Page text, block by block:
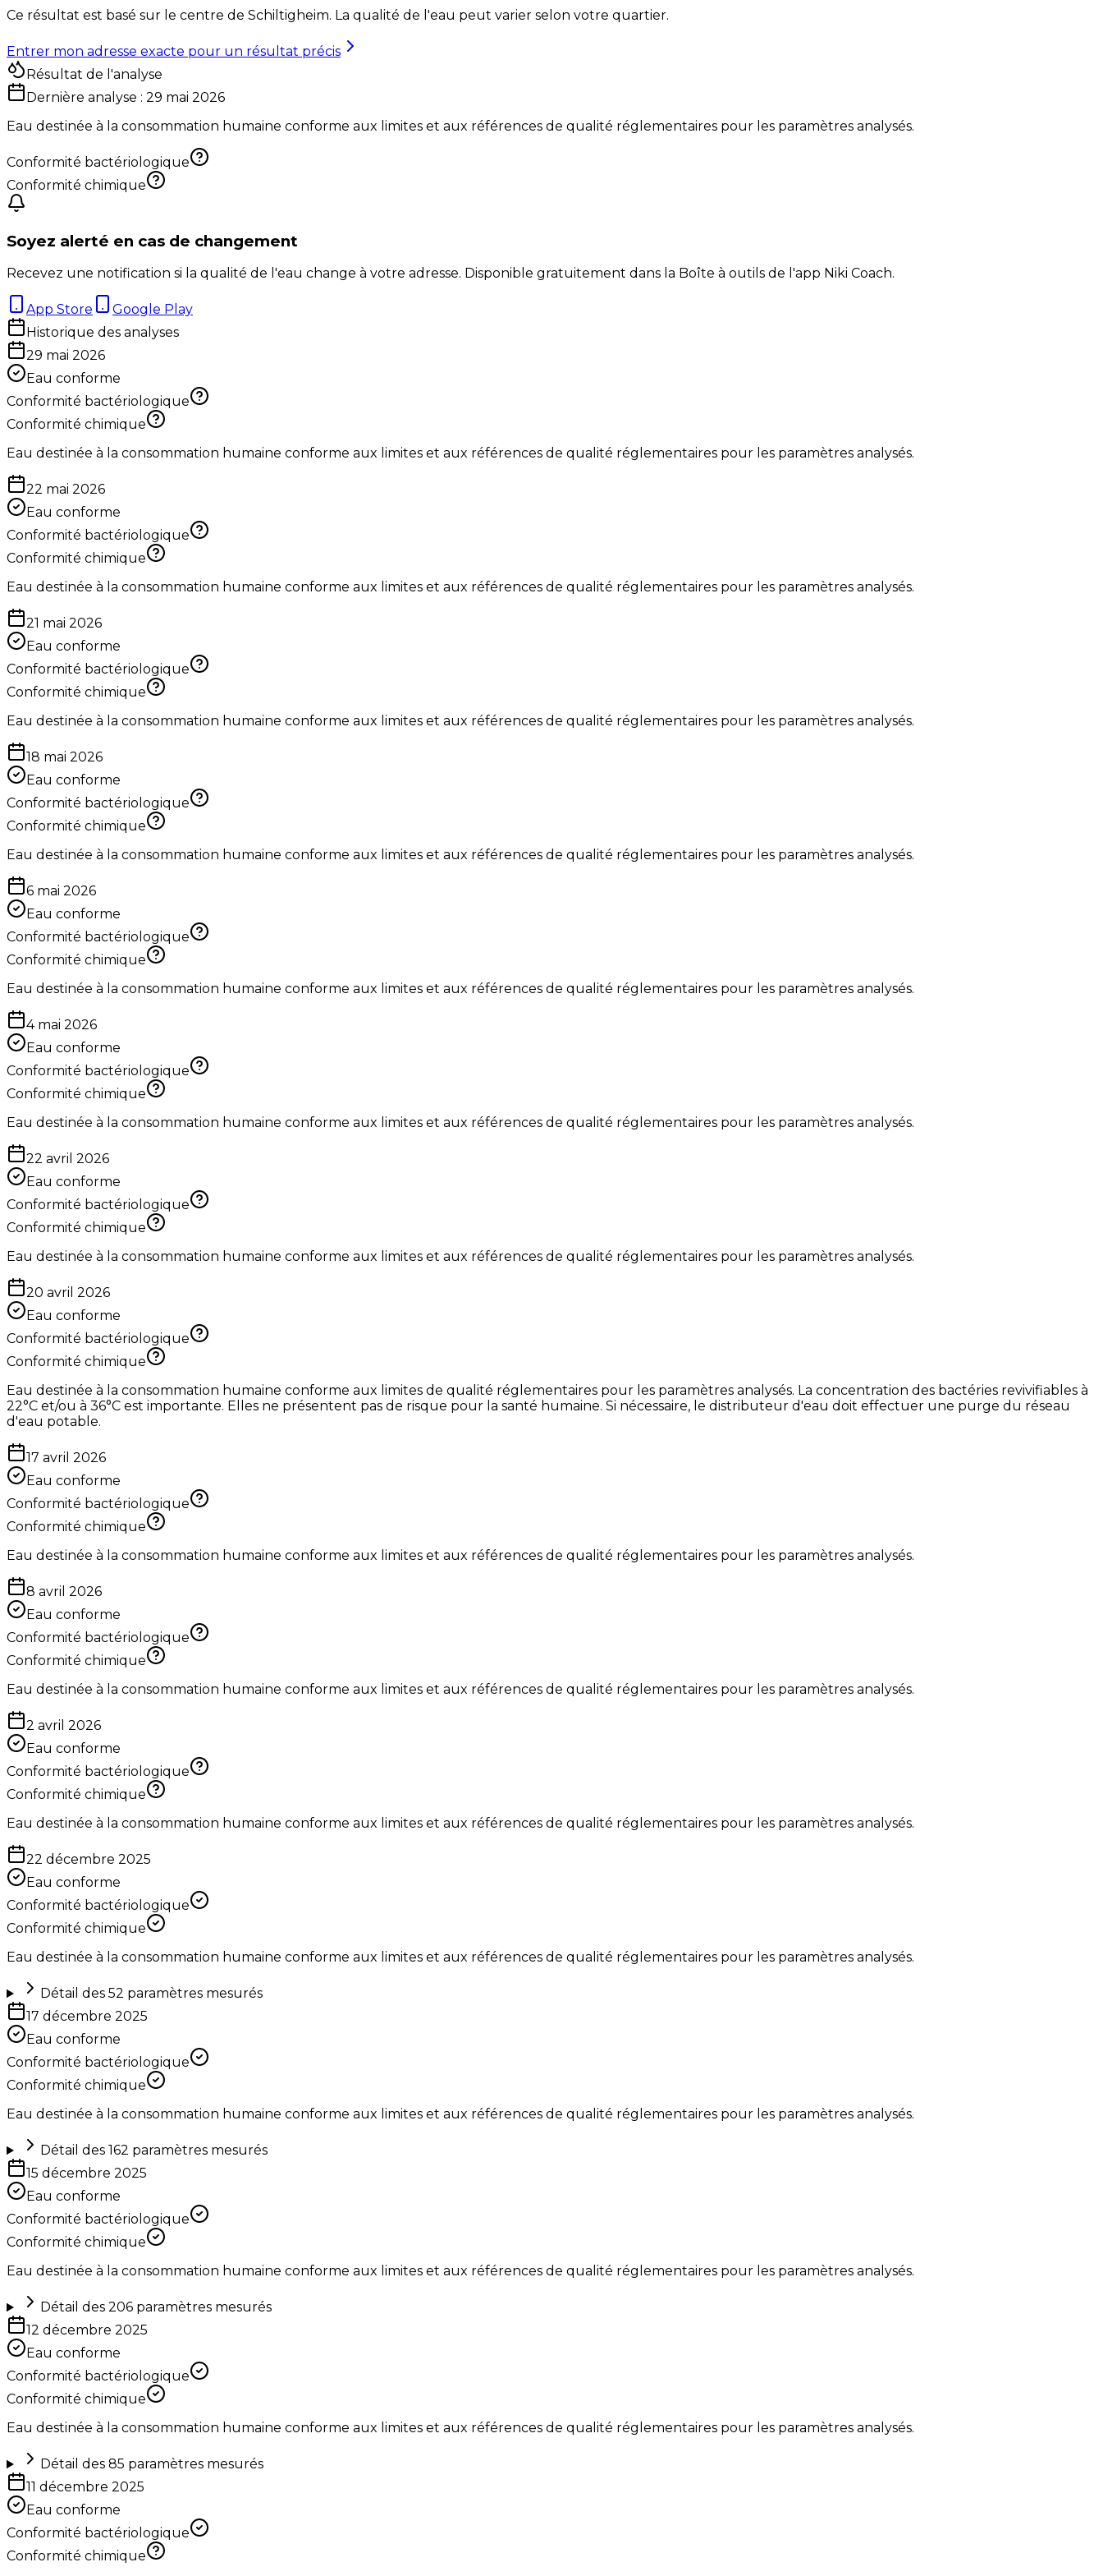
Ce résultat est basé sur le centre de Schiltigheim. La qualité de l'eau peut varier selon votre quartier.
Entrer mon adresse exacte pour un résultat précis
Résultat de l'analyse
Dernière analyse : 29 mai 2026
Eau destinée à la consommation humaine conforme aux limites et aux références de qualité réglementaires pour les paramètres analysés.
Conformité bactériologique
Conformité chimique
Soyez alerté en cas de changement
Recevez une notification si la qualité de l'eau change à votre adresse. Disponible gratuitement dans la Boîte à outils de l'app Niki Coach.
App Store
Google Play
Historique des analyses
29 mai 2026
Eau conforme
Conformité bactériologique
Conformité chimique
Eau destinée à la consommation humaine conforme aux limites et aux références de qualité réglementaires pour les paramètres analysés.
22 mai 2026
Eau conforme
Conformité bactériologique
Conformité chimique
Eau destinée à la consommation humaine conforme aux limites et aux références de qualité réglementaires pour les paramètres analysés.
21 mai 2026
Eau conforme
Conformité bactériologique
Conformité chimique
Eau destinée à la consommation humaine conforme aux limites et aux références de qualité réglementaires pour les paramètres analysés.
18 mai 2026
Eau conforme
Conformité bactériologique
Conformité chimique
Eau destinée à la consommation humaine conforme aux limites et aux références de qualité réglementaires pour les paramètres analysés.
6 mai 2026
Eau conforme
Conformité bactériologique
Conformité chimique
Eau destinée à la consommation humaine conforme aux limites et aux références de qualité réglementaires pour les paramètres analysés.
4 mai 2026
Eau conforme
Conformité bactériologique
Conformité chimique
Eau destinée à la consommation humaine conforme aux limites et aux références de qualité réglementaires pour les paramètres analysés.
22 avril 2026
Eau conforme
Conformité bactériologique
Conformité chimique
Eau destinée à la consommation humaine conforme aux limites et aux références de qualité réglementaires pour les paramètres analysés.
20 avril 2026
Eau conforme
Conformité bactériologique
Conformité chimique
Eau destinée à la consommation humaine conforme aux limites de qualité réglementaires pour les paramètres analysés. La concentration des bactéries revivifiables à
22°C et/ou à 36°C est importante. Elles ne présentent pas de risque pour la santé humaine. Si nécessaire, le distributeur d'eau doit effectuer une purge du réseau
d'eau potable.
17 avril 2026
Eau conforme
Conformité bactériologique
Conformité chimique
Eau destinée à la consommation humaine conforme aux limites et aux références de qualité réglementaires pour les paramètres analysés.
8 avril 2026
Eau conforme
Conformité bactériologique
Conformité chimique
Eau destinée à la consommation humaine conforme aux limites et aux références de qualité réglementaires pour les paramètres analysés.
2 avril 2026
Eau conforme
Conformité bactériologique
Conformité chimique
Eau destinée à la consommation humaine conforme aux limites et aux références de qualité réglementaires pour les paramètres analysés.
22 décembre 2025
Eau conforme
Conformité bactériologique
Conformité chimique
Eau destinée à la consommation humaine conforme aux limites et aux références de qualité réglementaires pour les paramètres analysés.
Détail des 52 paramètres mesurés
17 décembre 2025
Eau conforme
Conformité bactériologique
Conformité chimique
Eau destinée à la consommation humaine conforme aux limites et aux références de qualité réglementaires pour les paramètres analysés.
Détail des 162 paramètres mesurés
15 décembre 2025
Eau conforme
Conformité bactériologique
Conformité chimique
Eau destinée à la consommation humaine conforme aux limites et aux références de qualité réglementaires pour les paramètres analysés.
Détail des 206paramètres mesurés
12 décembre 2025
Eau conforme
Conformité bactériologique
Conformité chimique
Eau destinée à la consommation humaine conforme aux limites et aux références de qualité réglementaires pour les paramètres analysés.
Détail des 85 paramètres mesurés
11 décembre 2025
Eau conforme
Conformité bactériologique
Conformité chimique